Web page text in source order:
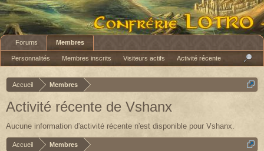
Accueil Membres
Activité récente de Vshanx
Aucune information d'activité récente n'est disponible pour Vshanx.
Accueil Membres
Forums Membres
Personnalités Membres inscrits Visiteurs actifs Activité récente